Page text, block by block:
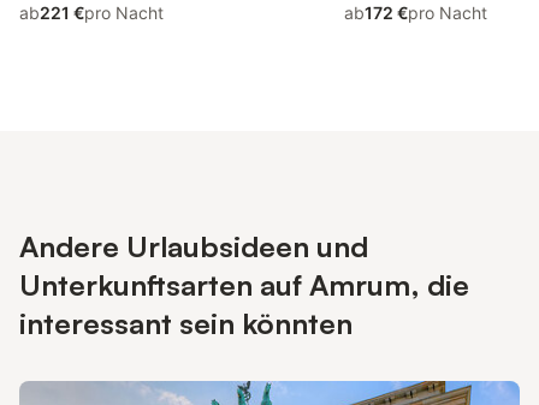
ab221 €pro Nacht
ab172 €pro Nacht
Andere Urlaubsideen und
Unterkunftsarten auf Amrum, die
interessant sein könnten